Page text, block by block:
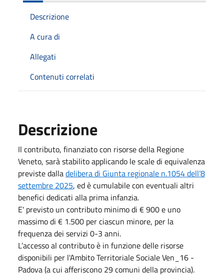
Descrizione
A cura di
Allegati
Contenuti correlati
Descrizione
Il contributo, finanziato con risorse della Regione
Veneto, sarà stabilito applicando le scale di equivalenza
previste dalladelibera di Giunta regionale n.1054 dell’8
settembre 2025, ed è cumulabile con eventuali altri
benefici dedicati alla prima infanzia.
E' previsto un contributo minimo di € 900 e uno
massimo di € 1.500 per ciascun minore, per la
frequenza dei servizi 0-3 anni.
L’accesso al contributo è in funzione delle risorse
disponibili per l'Ambito Territoriale Sociale Ven_16 -
Padova (a cui afferiscono 29 comuni della provincia).